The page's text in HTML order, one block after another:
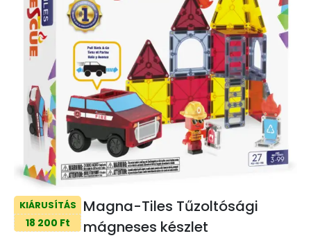
KIÁRUSÍTÁS
18 200 Ft
Magna-Tiles Tűzoltósági
mágneses készlet